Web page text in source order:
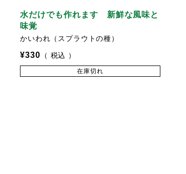
水だけでも作れます 新鮮な風味と
味覚
かいわれ（スプラウトの種）
¥330 税込
在庫切れ